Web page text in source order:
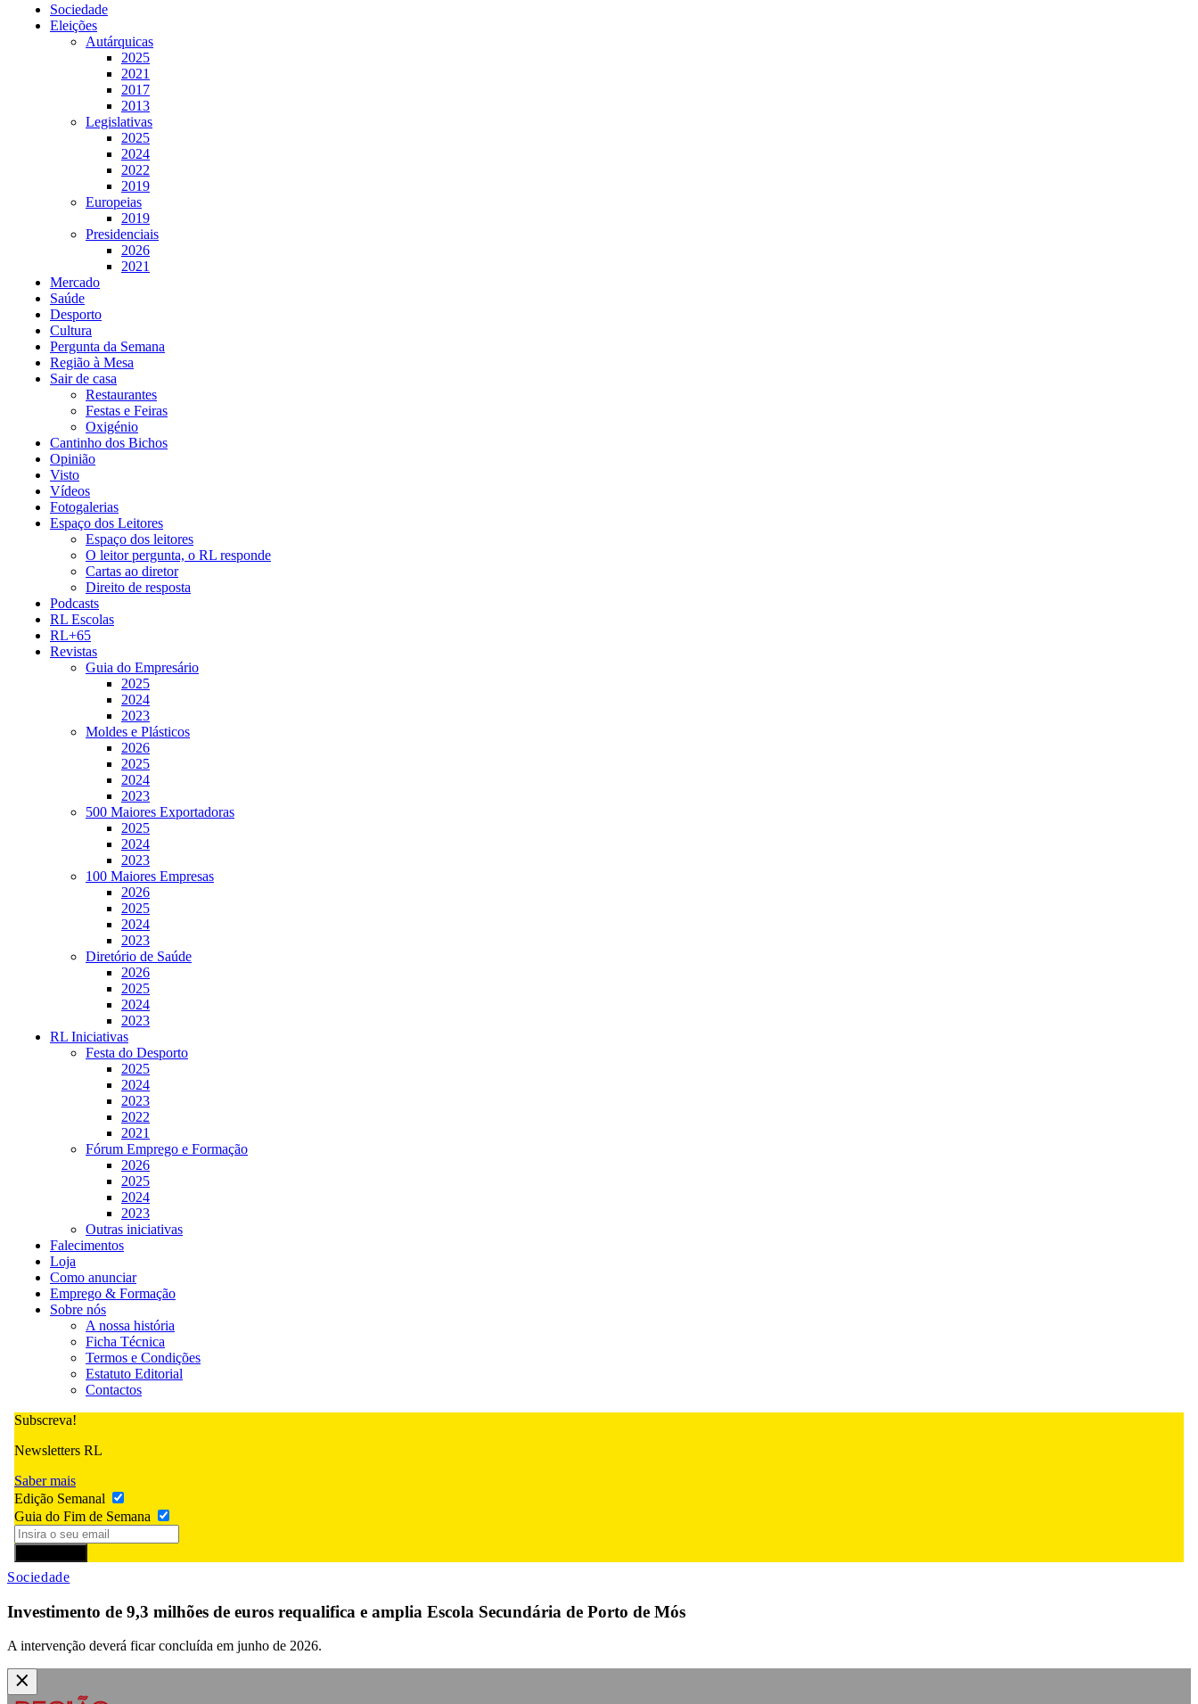
Sociedade
Eleições
Autárquicas
2025
2021
2017
2013
Legislativas
2025
2024
2022
2019
Europeias
2019
Presidenciais
2026
2021
Mercado
Saúde
Desporto
Cultura
Pergunta da Semana
Região à Mesa
Sair de casa
Restaurantes
Festas e Feiras
Oxigénio
Cantinho dos Bichos
Opinião
Visto
Vídeos
Fotogalerias
Espaço dos Leitores
Espaço dos leitores
O leitor pergunta, o RL responde
Cartas ao diretor
Direito de resposta
Podcasts
RL Escolas
RL+65
Revistas
Guia do Empresário
2025
2024
2023
Moldes e Plásticos
2026
2025
2024
2023
500 Maiores Exportadoras
2025
2024
2023
100 Maiores Empresas
2026
2025
2024
2023
Diretório de Saúde
2026
2025
2024
2023
RL Iniciativas
Festa do Desporto
2025
2024
2023
2022
2021
Fórum Emprego e Formação
2026
2025
2024
2023
Outras iniciativas
Falecimentos
Loja
Como anunciar
Emprego & Formação
Sobre nós
A nossa história
Ficha Técnica
Termos e Condições
Estatuto Editorial
Contactos
Subscreva!
Newsletters RL
Saber mais
Edição Semanal
Guia do Fim de Semana
Sociedade
Investimento de 9,3 milhões de euros requalifica e amplia Escola Secundária de Porto de Mós
A intervenção deverá ficar concluída em junho de 2026.